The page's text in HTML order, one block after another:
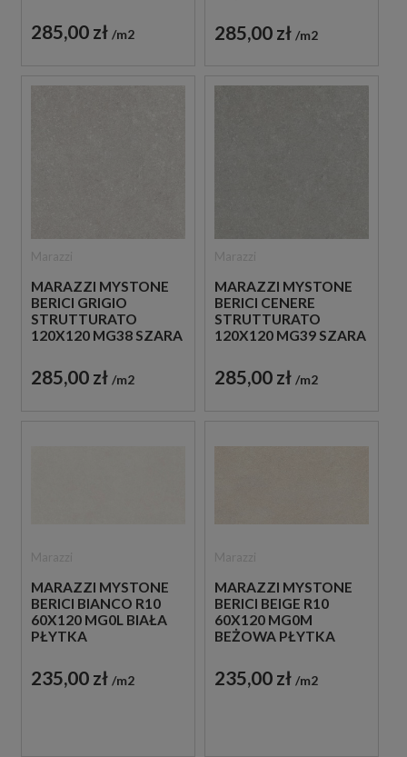
STRUKTURALNA
IMITUJĄCA KAMIEŃ
285,00 zł m2
STRUKTURALNA
IMITUJĄCA KAMIEŃ
285,00 zł m2
MARAZZI MYSTONE
BERICI GRIGIO
STRUTTURATO
120X120 MG38 SZARA
STRUKTURALNA
IMITUJĄCA KAMIEŃ
285,00 zł m2
MARAZZI MYSTONE
BERICI CENERE
STRUTTURATO
120X120 MG39 SZARA
STRUKTURALNA
IMITUJĄCA KAMIEŃ
285,00 zł m2
MARAZZI MYSTONE
BERICI BIANCO R10
60X120 MG0L BIAŁA
PŁYTKA
IMITUJĄCA KAMIEŃ
235,00 zł m2
MARAZZI MYSTONE
BERICI BEIGE R10
60X120 MG0M
BEŻOWA PŁYTKA
IMITUJĄCA KAMIEŃ
235,00 zł m2